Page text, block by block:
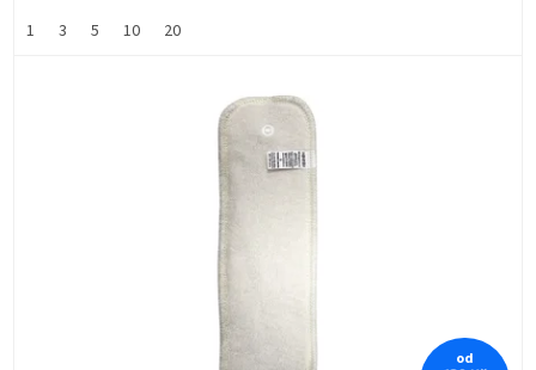
1
3 5 10 20
od